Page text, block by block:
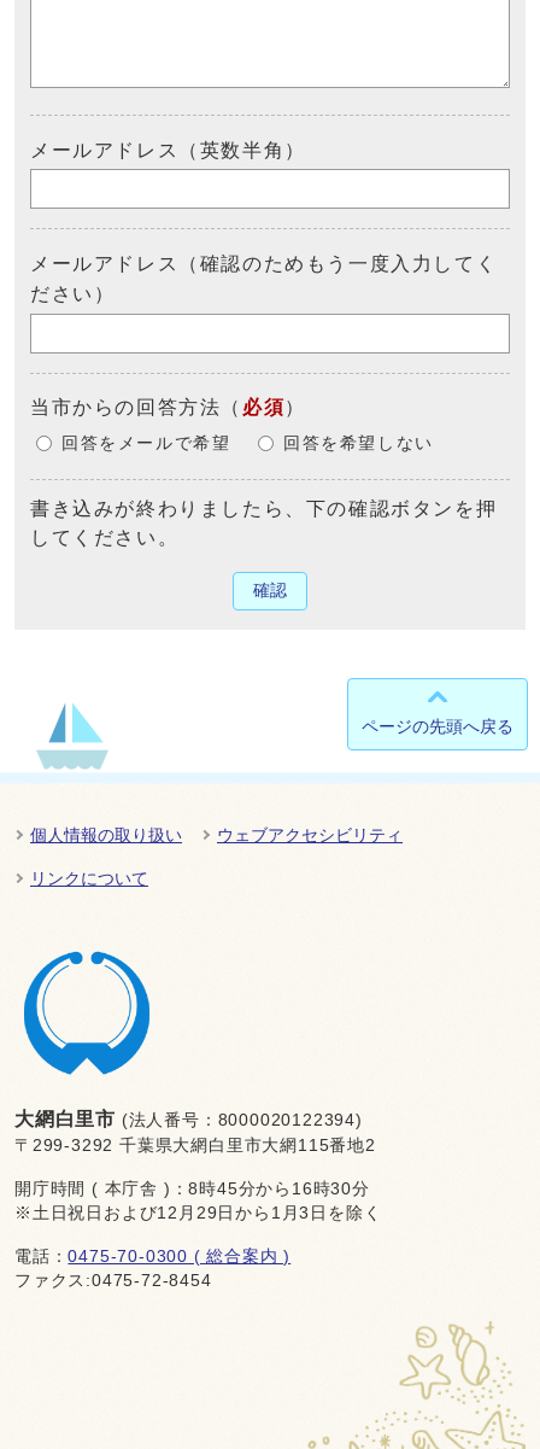
メールアドレス（英数半角）
メールアドレス（確認のためもう一度入力してく
ださい）
当市からの回答方法 （ 必須）
回答をメールで希望 回答を希望しない
書き込みが終わりましたら、下の確認ボタンを押
してください。
確認
ページの先頭へ戻る
個人情報の取り扱い ウェブアクセシビリティ
リンクについて
大網白里市 (法人番号：8000020122394)
〒299-3292 千葉県大網白里市大網115番地2
開庁時間 ( 本庁舎 )：8時45分から16時30分
※土日祝日および12月29日から1月3日を除く
電話：0475-70-0300 ( 総合案内 )
ファクス:0475-72-8454